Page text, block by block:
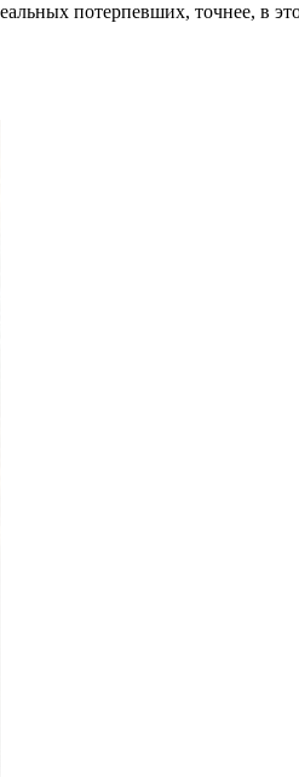
потерпевших, точнее, в